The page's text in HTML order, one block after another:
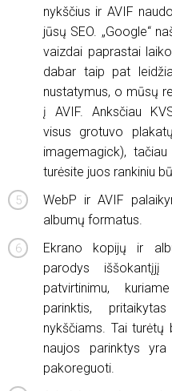
nykščius ir AVIF
jūsų SEO. „Google“
vaizdai paprastai
dabar taip pat
nustatymus, o mūsų
į AVIF. Anksčiau
visus grotuvo
imagemagick),
turėsite juos rankiniu
WebP ir AVIF
albumų formatus.
Ekrano kopijų ir
parodys
patvirtinimu,
parinktis,
nykščiams. Tai turėtų
naujos parinktys
pakoreguoti.